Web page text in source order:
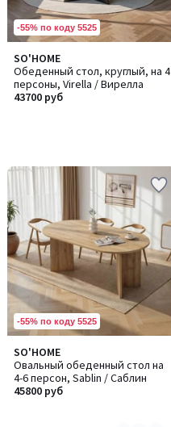
-55% по коду 5525
SO'HOME
Обеденный стол, круглый, на 4
персоны, Virella / Вирелла
43700 руб
-55% по коду 5525
SO'HOME
Овальный обеденный стол на
4-6 персон, Sablin / Саблин
45800 руб
Количество
цветов:
3